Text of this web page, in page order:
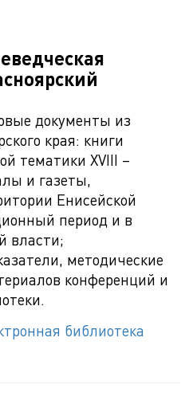
документы из
края: книги
тематики XVIII –
и газеты,
Енисейской
период и в
власти;
методические
конференций и
библиотека